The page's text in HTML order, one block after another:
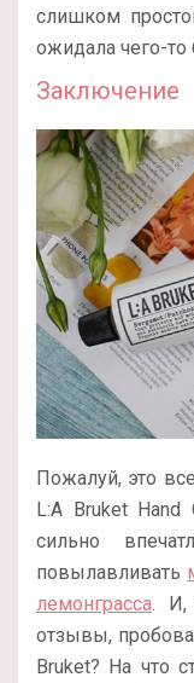
слишком
ожидала чего-то
Заключение
Пожалуй, это
L:A Bruket Hand
сильно
повылавливать
лемонграсса. И,
отзывы,
Bruket? На что